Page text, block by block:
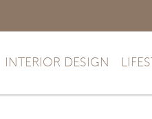
INTERIOR DESIGN